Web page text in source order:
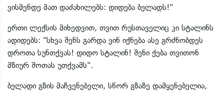
ვისმენდე მათ დაძახილებს: დიდება ბელადს!"
ერთი ლექსის მიხედვით, თვით რუსთაველიც კი სტალინს
ადიდებს: "სხვა შენს გარდა ვინ იქნება ასე გრძნობდეს
დროთა სუნთქვას! დიდო სტალინ! შენი ქება თვითონ
მზიურ შოთას უთქვამს".
ბელადი გზის მაჩვენებელი, სწორ გზაზე დამყენებელია,